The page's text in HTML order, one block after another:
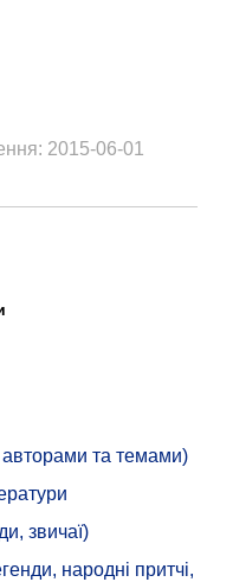
2015-06-01
авторами та темами)
звичаї)
народні притчі,